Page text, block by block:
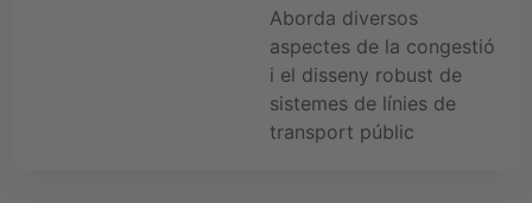
Aborda diversos
aspectes de la congestió
i el disseny robust de
sistemes de línies de
transport públic